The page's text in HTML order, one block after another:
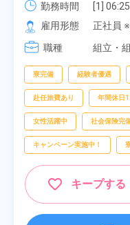
勤務時間
[1]
[2]
[3]
[4]
雇用形態
正社員
職種
組立・
寮完備 経験者優遇
赴任旅費あり 年間休日
女性活躍中 社会保険完
キャンペーン実施中！
キープする